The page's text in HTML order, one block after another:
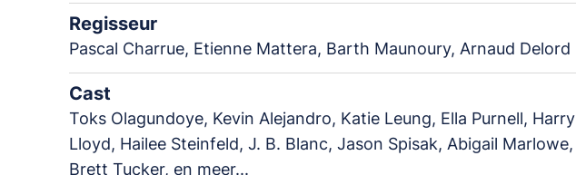
Regisseur
Pascal Charrue, Etienne Mattera, Barth Maunoury, Arnaud Delord
Cast
Toks Olagundoye, Kevin Alejandro, Katie Leung, Ella Purnell, Harry
Lloyd, Hailee Steinfeld, J. B. Blanc, Jason Spisak, Abigail Marlowe,
Brett Tucker, en meer...